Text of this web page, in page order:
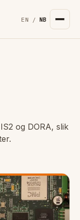
EN / NB
og DORA, slik